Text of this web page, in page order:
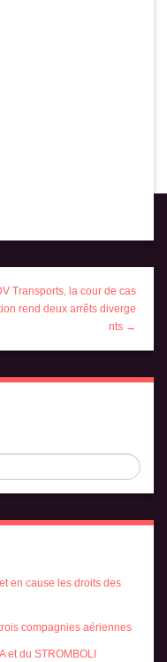
Transports, la cour de cas
rend deux arrêts diverge
nts →
en cause les droits des
compagnies aériennes
et du STROMBOLI